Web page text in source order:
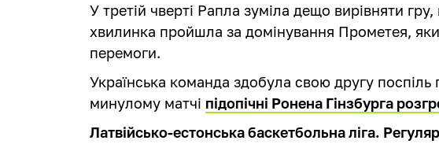
У третій чверті Рапла зуміла дещо вирівняти
хвилинка пройшла за домінування Прометея,
перемоги.
Українська команда здобула свою другу
минулому матчі підопічні Ронена Гінзбурга
Латвійсько-естонська баскетбольна ліга.